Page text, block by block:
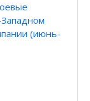
(июнь-